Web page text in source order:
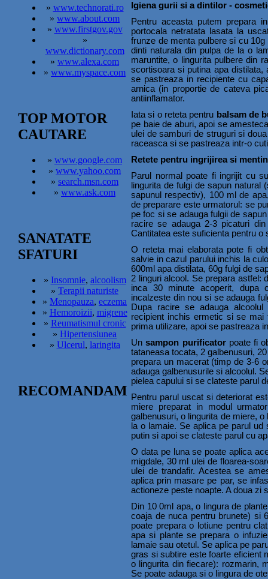
» www.technorati.ro
» www.about.com
» www.firstgov.gov
»
www.dictionary.com
» www.alexa.com
» www.myspace.com
TOP MOTOR
CAUTARE
» www.google.com
» www.yahoo.com
» search.msn.com
» www.ask.com
SANATATE
SFATURI
» Insomnie, alcoolism
» Terapii naturiste
» Menopauza, eczema
» Hemoroizii, migrene
» Reumatismul cronic
» Hipertensiunea
» Ulcerul, laringita
RECOMANDAM
Igiena gurii si a dintilor -
Pentru aceasta putem prepara
portocala netratata lasata la
frunze de menta pulbere si cu
dinti naturala din pulpa de la o
maruntite, o lingurita pulbere din
scortisoara si putina apa
se pastreaza in recipiente cu
arnica (in proportie de cateva
antiinflamator.
Iata si o reteta pentru balsam de
pe baie de aburi, apoi se
ulei de samburi de struguri si
raceasca si se pastreaza intr-o
Retete pentru ingrijirea si
Parul normal poate fi ingrijit cu
lingurita de fulgi de sapun
sapunul respectiv), 100 ml de
de preparare este urmatorul: se
pe foc si se adauga fulgii de
racire se adauga 2-3 picaturi
Cantitatea este suficienta pentru o
O reteta mai elaborata pote fi
salvie in cazul parului inchis la
600ml apa distilata, 60g fulgi de
2 linguri alcool. Se prepara astfel:
inca 30 minute acoperit, dupa
incalzeste din nou si se adauga
Dupa racire se adauga
recipient inchis ermetic si se mai
prima utilizare, apoi se pastreaza
Unsampon purificatorpoate fi
tataneasa tocata, 2 galbenusuri,
prepara un macerat (timp de 3-6
adauga galbenusurile si alcoolul.
pielea capului si se clateste parul
Pentru parul uscat si deteriorat
miere preparat in modul
galbenusuri, o lingurita de miere,
la o lamaie. Se aplica pe parul
putin si apoi se clateste parul cu
O data pe luna se poate aplica
migdale, 30 ml ulei de floarea-
ulei de trandafir. Acestea se
aplica prin masare pe par, se
actioneze peste noapte. A doua zi
Din 10 0ml apa, o lingura de
coaja de nuca pentru brunete) si
poate prepara o lotiune pentru
apa si plante se prepara o
lamaie sau otetul. Se aplica pe
gras si subtire este foarte eficient
o lingurita din fiecare): rozmarin,
Se poate adauga si o lingura de